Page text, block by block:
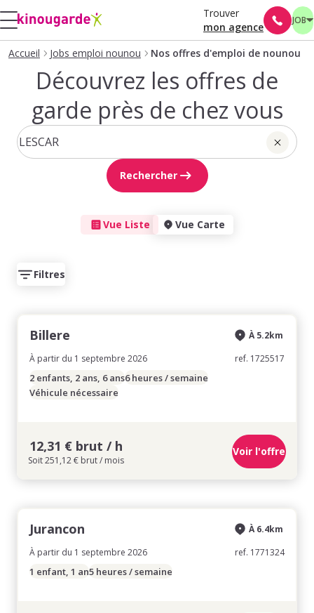
Trouver
mon agence
JOB
Accueil Jobs emploi nounou Nos offres d'emploi de nounou
Découvrez les offres de
garde près de chez vous
Rechercher
Vue Liste Vue Carte
Filtres
Billere
À partir du 1 septembre 2026
À 5.2km
ref. 1725517
2 enfants, 2 ans, 6 ans6 heures / semaine
Véhicule nécessaire
12,31 € brut / h
Soit 251,12 € brut / mois
Voir l'offre
Jurancon
À partir du 1 septembre 2026
À 6.4km
ref. 1771324
1 enfant, 1 an5 heures / semaine